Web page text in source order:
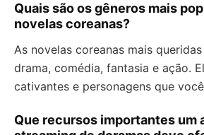
Quais são os gêneros mais
novelas coreanas?
As novelas coreanas mais
drama, comédia, fantasia e ação.
cativantes e personagens que
Que recursos importantes um